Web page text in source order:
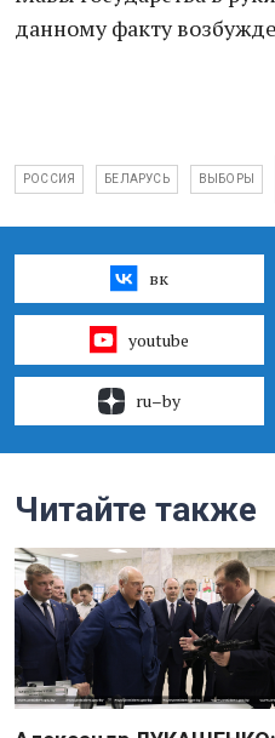
данному факту
РОССИЯ БЕЛАРУСЬ ВЫБОРЫ
вк
youtube
ru–by
Читайте также